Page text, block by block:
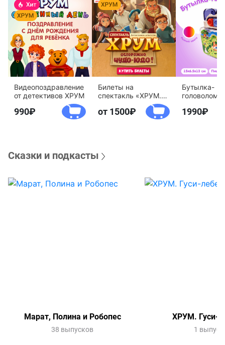
Видеопоздравление
от детективов ХРУМ
990
Билеты на
спектакль «ХРУМ.
Осторожно, Чудо-
Юдо!»
от 1500
Бутылка-
агентство
1990
Сказки и подкасты
Марат, Полина и Робопес
38 выпусков
ХРУМ. Гуси-
1 выпуск